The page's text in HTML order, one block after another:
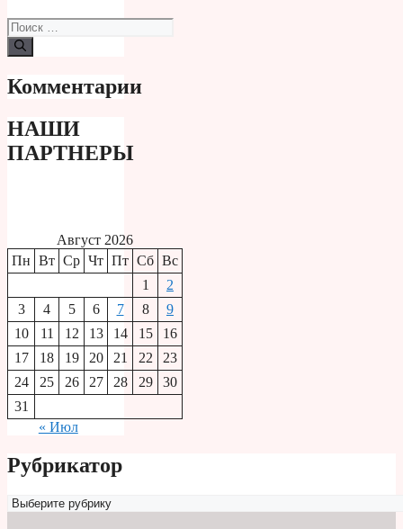
Поиск:
Комментарии
НАШИ
ПАРТНЕРЫ
Август 2026
Пн Вт Ср Чт Пт Сб Вс
1
2
3
4 5 6 7 8
9
10
11 12 13 14 15
16
17
18 19 20 21 22
23
24
25 26 27 28 29
30
31
« Июл
Рубрикатор
Рубрикатор